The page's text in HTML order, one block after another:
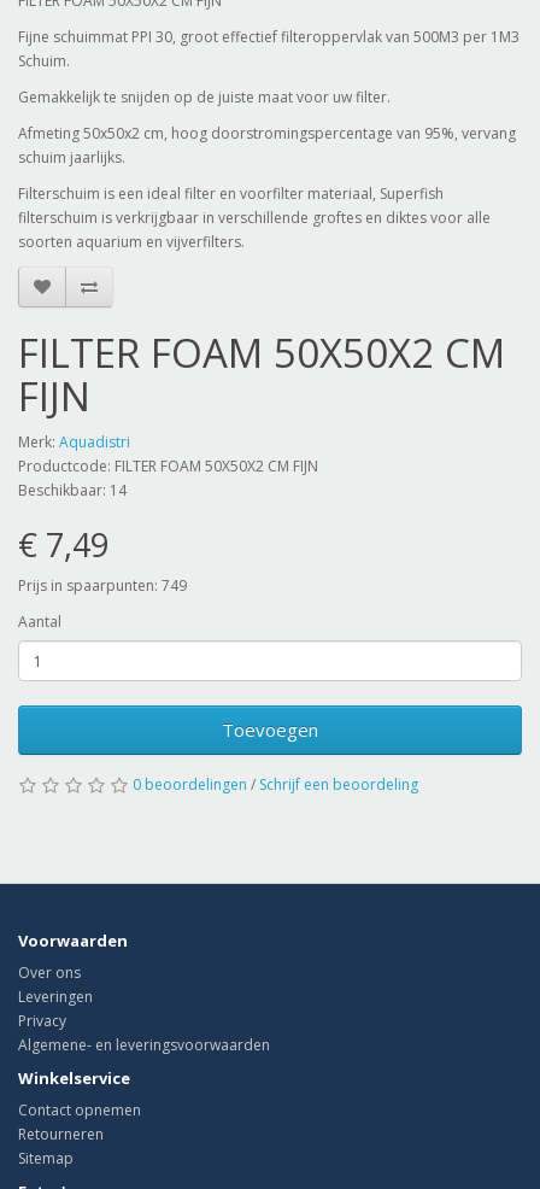
Fijne schuimmat PPI 30, groot effectief filteroppervlak van 500M3 per 1M3
Schuim.
Gemakkelijk te snijden op de juiste maat voor uw filter.
Afmeting 50x50x2 cm, hoog doorstromingspercentage van 95%, vervang
schuim jaarlijks.
Filterschuim is een ideal filter en voorfilter materiaal, Superfish
filterschuim is verkrijgbaar in verschillende groftes en diktes voor alle
soorten aquarium en vijverfilters.
FILTER FOAM 50X50X2 CM
FIJN
Merk: Aquadistri
Productcode: FILTER FOAM 50X50X2 CM FIJN
Beschikbaar: 14
€ 7,49
Prijs in spaarpunten: 749
Aantal
Toevoegen
0 beoordelingen / Schrijf een beoordeling
Voorwaarden
Over ons
Leveringen
Privacy
Algemene- en leveringsvoorwaarden
Winkelservice
Contact opnemen
Retourneren
Sitemap